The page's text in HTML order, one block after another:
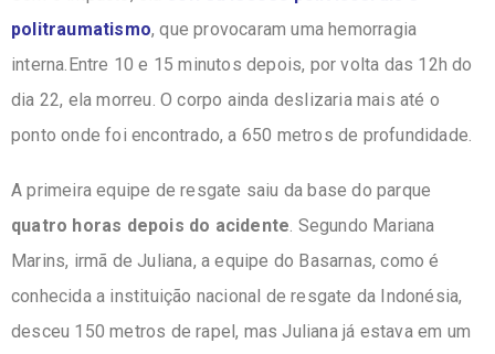
politraumatismo, que provocaram uma hemorragia
interna.Entre 10 e 15 minutos depois, por volta das 12h do
dia 22, ela morreu. O corpo ainda deslizaria mais até o
ponto onde foi encontrado, a 650 metros de profundidade.
A primeira equipe de resgate saiu da base do parque
quatro horas depois do acidente . Segundo Mariana
Marins, irmã de Juliana, a equipe do Basarnas, como é
conhecida a instituição nacional de resgate da Indonésia,
desceu 150 metros de rapel, mas Juliana já estava em um